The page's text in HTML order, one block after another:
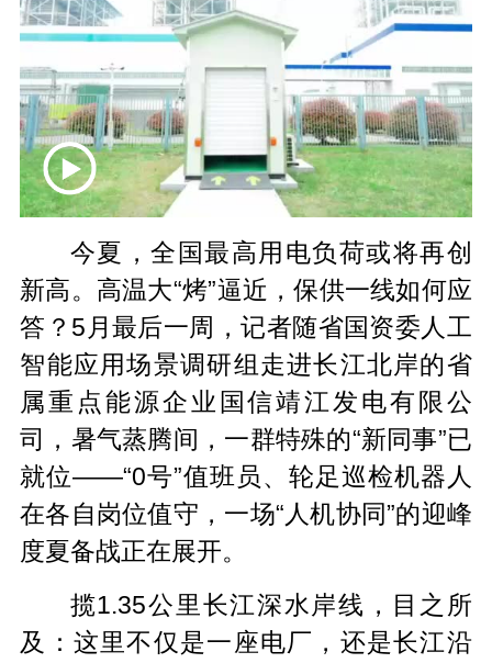
今夏，全国最高用电负荷或将再创
新高。高温大“烤”逼近，保供一线如何应
答？5月最后一周，记者随省国资委人工
智能应用场景调研组走进长江北岸的省
属重点能源企业国信靖江发电有限公
司，暑气蒸腾间，一群特殊的“新同事”已
就位——“0号”值班员、轮足巡检机器人
在各自岗位值守，一场“人机协同”的迎峰
度夏备战正在展开。
揽1.35公里长江深水岸线，目之所
及：这里不仅是一座电厂，还是长江沿